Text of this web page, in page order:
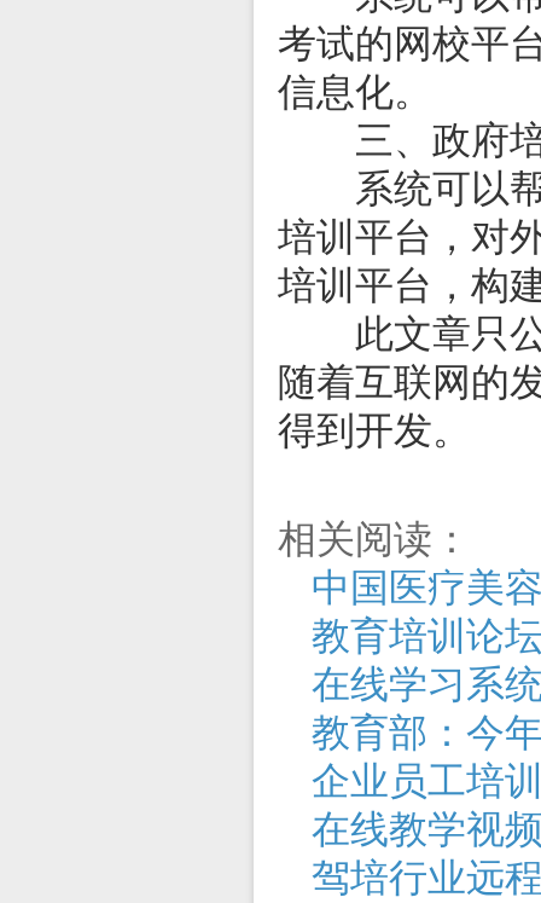
考试的网校平
信息化。
三、政府
系统可以帮
培训平台，对
培训平台，构
此文章只公
随着互联网的
得到开发。
相关阅读：
中国医疗美
教育培训论
在线学习系
教育部：今
企业员工培
在线教学视
驾培行业远